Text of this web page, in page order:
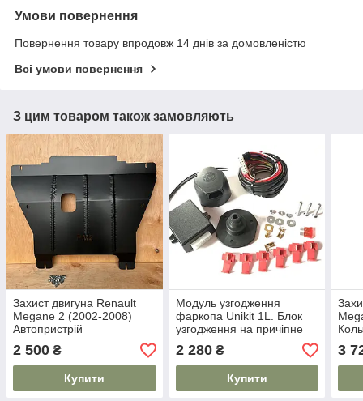
Умови повернення
Повернення товару впродовж 14 днів за домовленістю
Всі умови повернення
З цим товаром також замовляють
Захист двигуна Renault
Megane 2 (2002-2008)
Автопристрій
2 500 ₴
Купити
Модуль узгодження
фаркопа Unikit 1L. Блок
узгодження на причіпне
2 280₴
Купити
3